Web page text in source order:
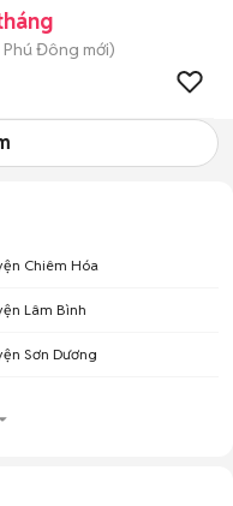
Phú Đông mới)
Chiêm Hóa
Lâm Bình
Sơn Dương